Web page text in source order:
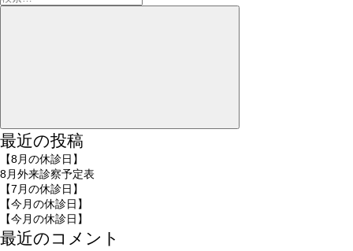
索:
最近の投稿
【8月の休診日】
8月外来診察予定表
【7月の休診日】
【今月の休診日】
【今月の休診日】
最近のコメント